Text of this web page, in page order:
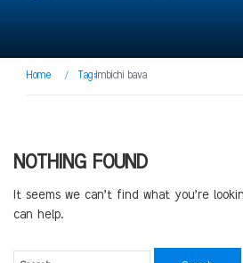
Home / Tag:Imbichi bava
NOTHING FOUND
It seems we can’t find what you’re
can help.